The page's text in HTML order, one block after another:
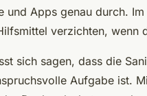
und Apps genau durch.
verzichten, wenn
sich sagen, dass die
Aufgabe ist.